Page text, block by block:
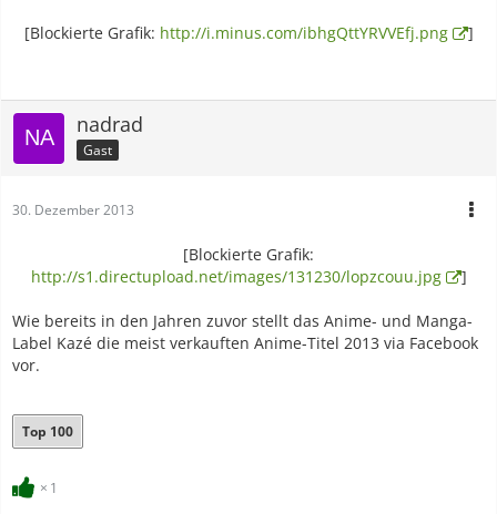
[Blockierte Grafik: http://i.minus.com/ibhgQttYRVVEfj.png ]
nadrad
Gast
30. Dezember 2013
[Blockierte Grafik:
http://s1.directupload.net/images/131230/lopzcouu.jpg
]
Wie bereits in den Jahren zuvor stellt das Anime- und Manga-
Label Kazé die meist verkauften Anime-Titel 2013 via Facebook
vor.
Top 100
1